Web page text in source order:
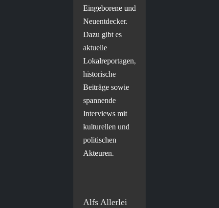
Eingeborene und
Neuentdecker.
Dazu gibt es
aktuelle
Lokalreportagen,
historische
Beiträge sowie
spannende
Interviews mit
kulturellen und
politischen
Akteuren.
Alfs Allerlei